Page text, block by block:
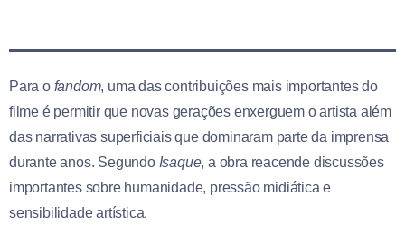
Para o fandom, uma das contribuições mais importantes do
filme é permitir que novas gerações enxerguem o artista além
das narrativas superficiais que dominaram parte da imprensa
durante anos. Segundo Isaque, a obra reacende discussões
importantes sobre humanidade, pressão midiática e
sensibilidade artística.